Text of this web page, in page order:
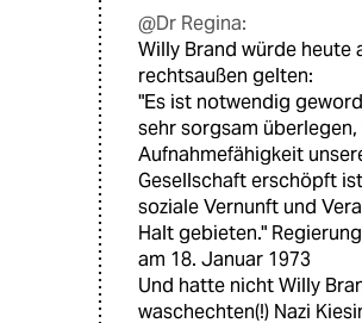
@Dr Regina:
Willy Brand würde heute
rechtsaußen gelten:
"Es ist notwendig
sehr sorgsam
Aufnahmefähigkeit
Gesellschaft erschöpft
soziale Vernunft und
Halt gebieten."
am 18. Januar 1973
Und hatte nicht Willy
waschechten(!) Nazi